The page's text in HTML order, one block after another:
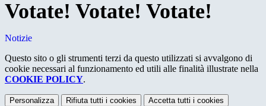
Votate! Votate! Votate!
Notizie
Questo sito o gli strumenti terzi da questo utilizzati si avvalgono di
cookie necessari al funzionamento ed utili alle finalità illustrate nella
COOKIE POLICY.
Personalizza Rifiuta tutti i cookies Accetta tutti i cookies